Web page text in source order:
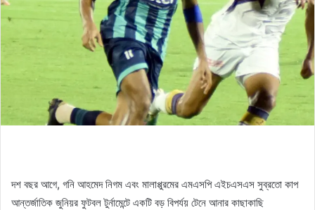
দশ বছর আগে, গনি আহমেদ নিগম এবং মালাপ্পুরমের এমএসপি এইচএসএস সুব্রতো কাপ
আন্তর্জাতিক জুনিয়র ফুটবল টুর্নামেন্টে একটি বড় বিপর্যয় টেনে আনার কাছাকাছি